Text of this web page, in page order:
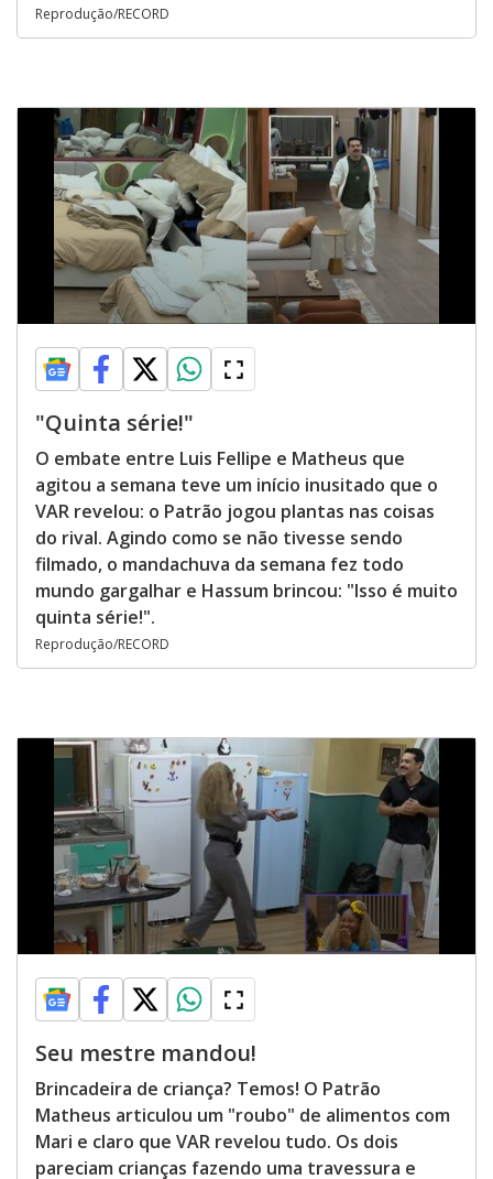
Reprodução/RECORD
"Quinta série!"
O embate entre Luis Fellipe e Matheus que
agitou a semana teve um início inusitado que o
VAR revelou: o Patrão jogou plantas nas coisas
do rival. Agindo como se não tivesse sendo
filmado, o mandachuva da semana fez todo
mundo gargalhar e Hassum brincou: "Isso é muito
quinta série!".
Reprodução/RECORD
Seu mestre mandou!
Brincadeira de criança? Temos! O Patrão
Matheus articulou um "roubo" de alimentos com
Mari e claro que VAR revelou tudo. Os dois
pareciam crianças fazendo uma travessura e